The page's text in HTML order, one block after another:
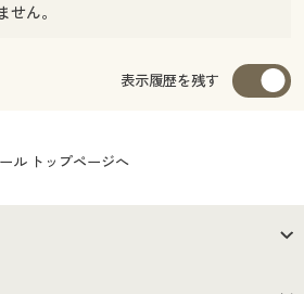
ん。
表示履歴を残す
ル トップページへ